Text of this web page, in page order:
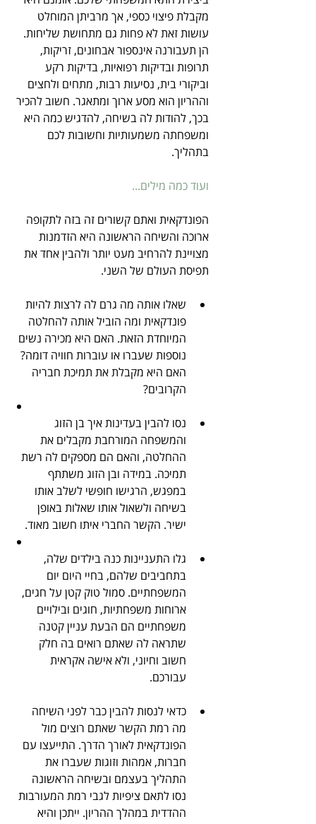
מקבלת פיצוי כספי, אך מרביתן המוחלט
עושות זאת לא פחות גם מתחושת שליחות.
הן תעבורנה אינספור אבחונים, זריקות,
תרופות ובדיקות רפואיות, בדיקות רקע
וביקורי בית, נסיעות רבות, מתחים ולחצים
וההריון הוא מסע ארוך ומתאגר. חשוב להכיר
בכך, להודות לה בשיחה, להדגיש כמה היא
ומשפחתה משמעותיות וחשובות לכם
בתהליך.
ועוד כמה מילים...
הפונדקאית ואתם קשורים זה בזה לתקופה
ארוכה והשיחה הראשונה היא הזדמנות
מצויינת להרחיב מעט יותר ולהבין אחד את
תפיסת העולם של השני.
שאלו אותה מה גרם לה לרצות להיות
פונדקאית ומה הוביל אותה להחלטה
המיוחדת הזאת. האם היא מכירה נשים
נוספות שעברו או עוברות חוויה דומה?
האם היא מקבלת את תמיכת חבריה
הקרובים?
נסו להבין בעדינות איך בן הזוג
והמשפחה המורחבת מקבלים את
ההחלטה, והאם הם מספקים לה רשת
תמיכה. במידה ובן הזוג משתתף
במפגש, הרגישו חופשי לשלב אותו
בשיחה ולשאול אותו שאלות באופן
ישיר. הקשר החברי איתו חשוב מאוד.
גלו התעניינות כנה בילדים שלה,
בתחביבים שלהם, בחיי היום יום
המשפחתיים. סמול טוק קטן על חגים,
ארוחות משפחתיות, חוגים ובילויים
משפחתיים הם הבעת עניין קטנה
שתראה לה שאתם רואים בה חלק
חשוב וחיוני, ולא אישה אקראית
עבורכם.
כדאי לנסות להבין כבר לפני השיחה
מה רמת הקשר שאתם רוצים מול
הפונדקאית לאורך הדרך. התייעצו עם
חברות, אמהות וזוגות שעברו את
התהליך בעצמם ובשיחה הראשונה
נסו לתאם ציפיות לגבי רמת המעורבות
ההדדית במהלך ההריון. ייתכן והיא